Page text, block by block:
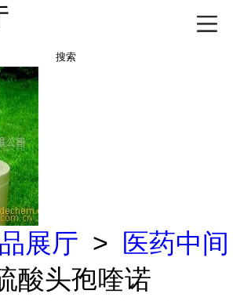
搜索
展厅 >
医药中间
酸头孢喹诺